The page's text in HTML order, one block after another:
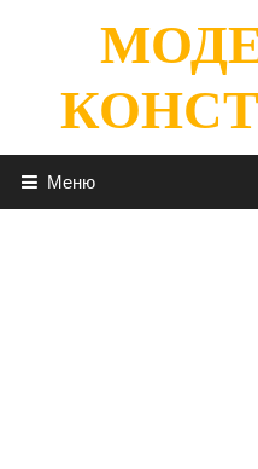
содержимому
Меню